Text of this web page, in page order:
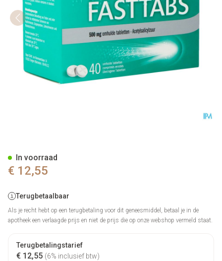
€ 12,55
Terugbetaalbaar
Als je recht hebt op een terugbetaling voor dit geneesmiddel, betaal je in de
apotheek een verlaagde prijs en niet de prijs die op onze webshop vermeld staat.
Terugbetalingstarief
€ 12,55 (6% inclusief btw)
In voorraad